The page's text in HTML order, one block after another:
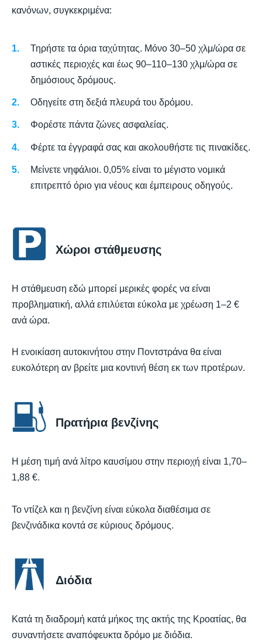
κανόνων, συγκεκριμένα:
Τηρήστε τα όρια ταχύτητας. Μόνο 30–50 χλμ/ώρα σε
αστικές περιοχές και έως 90–110–130 χλμ/ώρα σε
δημόσιους δρόμους.
Οδηγείτε στη δεξιά πλευρά του δρόμου.
Φορέστε πάντα ζώνες ασφαλείας.
Φέρτε τα έγγραφά σας και ακολουθήστε τις πινακίδες.
Μείνετε νηφάλιοι. 0,05% είναι το μέγιστο νομικά
επιτρεπτό όριο για νέους και έμπειρους οδηγούς.
Χώροι στάθμευσης
Η στάθμευση εδώ μπορεί μερικές φορές να είναι
προβληματική, αλλά επιλύεται εύκολα με χρέωση 1–2 €
ανά ώρα.
Η ενοικίαση αυτοκινήτου στην Ποντστράνα θα είναι
ευκολότερη αν βρείτε μια κοντινή θέση εκ των προτέρων.
Πρατήρια βενζίνης
Η μέση τιμή ανά λίτρο καυσίμου στην περιοχή είναι 1,70–
1,88 €.
Το ντίζελ και η βενζίνη είναι εύκολα διαθέσιμα σε
βενζινάδικα κοντά σε κύριους δρόμους.
Διόδια
Κατά τη διαδρομή κατά μήκος της ακτής της Κροατίας, θα
συναντήσετε αναπόφευκτα δρόμο με διόδια.